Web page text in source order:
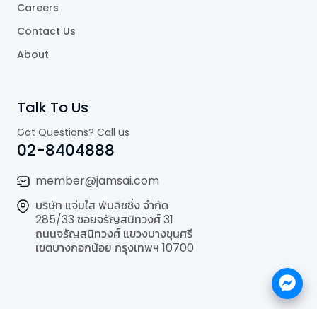
Careers
Contact Us
About
Talk To Us
Got Questions? Call us
02-8404888
member@jamsai.com
บริษัท แจ่มใส พับลิชชิ่ง จำกัด
285/33 ซอยจรัญสนิทวงศ์ 31
ถนนจรัญสนิทวงศ์ แขวงบางขุนศรี
เขตบางกอกน้อย กรุงเทพฯ 10700